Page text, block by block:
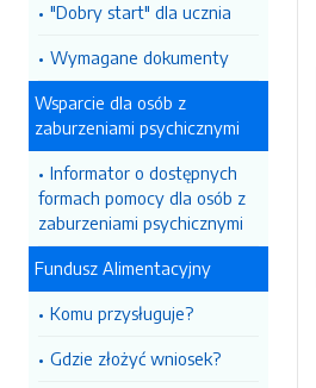
"Dobry start" dla ucznia
Wymagane dokumenty
Wsparcie dla osób z
zaburzeniami psychicznymi
Informator o dostępnych
formach pomocy dla osób z
zaburzeniami psychicznymi
Fundusz Alimentacyjny
Komu przysługuje?
Gdzie złożyć wniosek?